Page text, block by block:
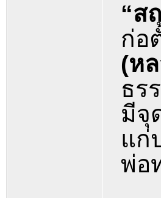
“ส
ก่อ
(ห
ธร
มีจุ
แก่
พ่อ